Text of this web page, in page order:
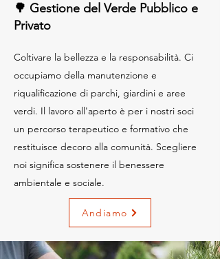
🌳 Gestione del Verde Pubblico e
Privato
Coltivare la bellezza e la responsabilità. Ci
occupiamo della manutenzione e
riqualificazione di parchi, giardini e aree
verdi. Il lavoro all'aperto è per i nostri soci
un percorso terapeutico e formativo che
restituisce decoro alla comunità. Scegliere
noi significa sostenere il benessere
ambientale e sociale.
Andiamo